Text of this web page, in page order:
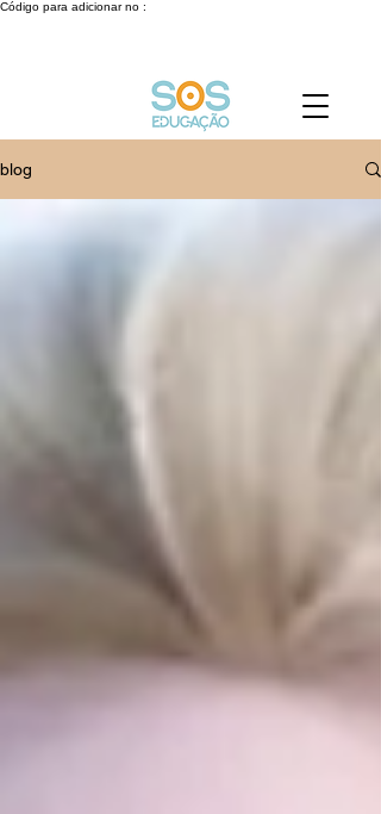
Código para adicionar no :
blog